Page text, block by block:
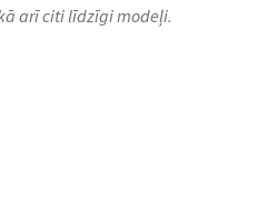
arī citi līdzīgi modeļi.